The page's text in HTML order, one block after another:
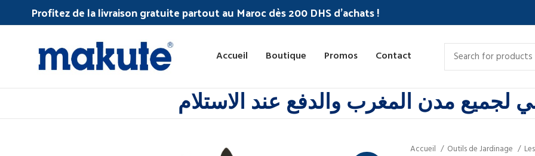
Profitez de la livraison gratuite partout au Maroc dès 200 DHS d'achats !
Accueil Boutique Promos Contact
لجميع مدن المغرب والدفع عند الاستلام
Accueil Outils de Jardinage